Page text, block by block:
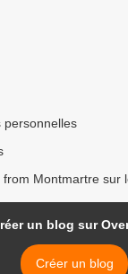
personnelles
Montmartre sur
un blog sur
Créer un blog